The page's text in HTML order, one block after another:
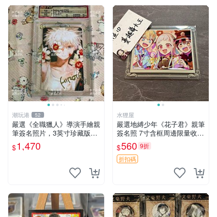
潮玩港 52
嚴選《全職獵人》導演手繪親
筆簽名照片，3英寸珍藏版周
邊 HUNTER×HUNTER 罕見
收藏 親筆簽名周邊 尤利
$1,470
水狸屋
嚴選地縛少年《花子君》親筆
簽名照 7寸含框周邊限量收藏
親筆簽名 地縛角色珍藏照 收
藏推薦 花子君相框周邊
$560 9折
折扣碼